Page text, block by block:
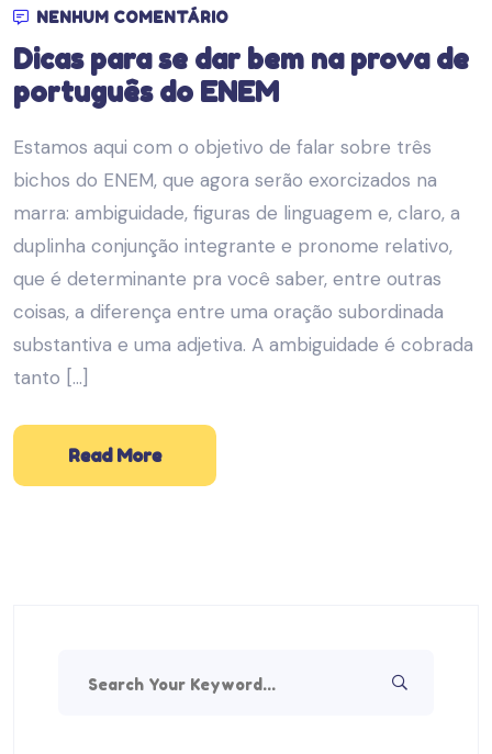
NENHUM COMENTÁRIO
Dicas para se dar bem na prova de
português do ENEM
Estamos aqui com o objetivo de falar sobre três
bichos do ENEM, que agora serão exorcizados na
marra: ambiguidade, figuras de linguagem e, claro, a
duplinha conjunção integrante e pronome relativo,
que é determinante pra você saber, entre outras
coisas, a diferença entre uma oração subordinada
substantiva e uma adjetiva. A ambiguidade é cobrada
tanto […]
Read More